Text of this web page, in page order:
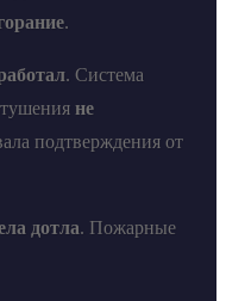
.
. Система
не
подтверждения от
дотла. Пожарные